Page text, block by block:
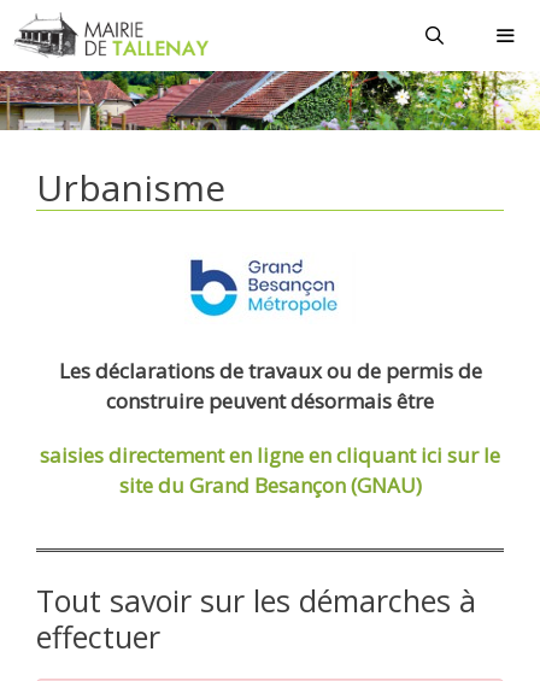
Aller
au
contenu
Urbanisme
Les déclarations de travaux ou de permis de
construire peuvent désormais être
saisies directement en ligneen cliquant ici sur le
site du Grand Besançon (GNAU)
Tout savoir sur les démarches à
effectuer